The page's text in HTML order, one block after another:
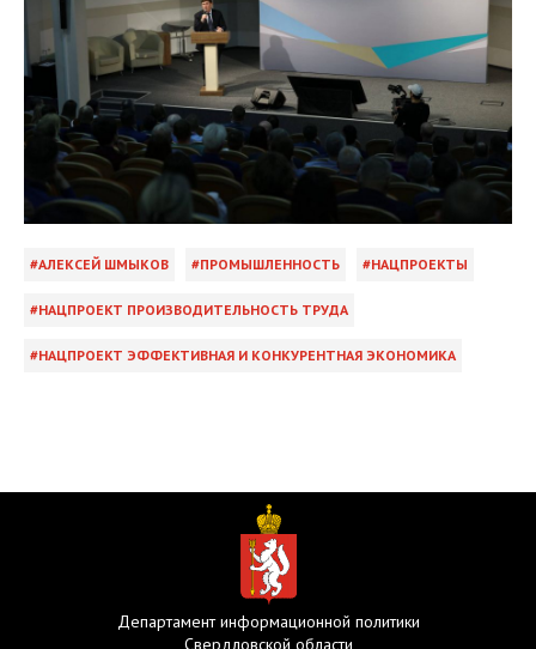
АЛЕКСЕЙ ШМЫКОВ ПРОМЫШЛЕННОСТЬ НАЦПРОЕКТЫ
НАЦПРОЕКТ ПРОИЗВОДИТЕЛЬНОСТЬ ТРУДА
НАЦПРОЕКТ ЭФФЕКТИВНАЯ И КОНКУРЕНТНАЯ ЭКОНОМИКА
Департамент информационной политики
Свердловской области